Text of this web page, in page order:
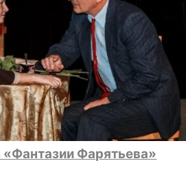
«Фантазии Фарятьева»